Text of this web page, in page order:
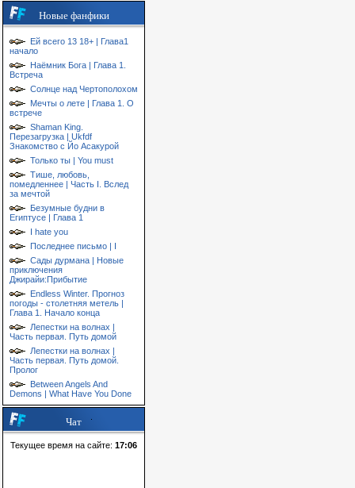
Новые фанфики
Ей всего 13 18+ | Глава1
начало
Наёмник Бога | Глава 1.
Встреча
Солнце над Чертополохом
Мечты о лете | Глава 1. О
встрече
Shaman King.
Перезагрузка | Ukfdf
Знакомство с Йо Асакурой
Только ты | You must
Тише, любовь,
помедленнее | Часть I. Вслед
за мечтой
Безумные будни в
Египтусе | Глава 1
I hate you
Последнее письмо | I
Сады дурмана | Новые
приключения
Джирайи:Прибытие
Endless Winter. Прогноз
погоды - столетняя метель |
Глава 1. Начало конца
Лепестки на волнах |
Часть первая. Путь домой
Лепестки на волнах |
Часть первая. Путь домой.
Пролог
Between Angels And
Demons | What Have You Done
Чат
Текущее время на сайте: 17:06